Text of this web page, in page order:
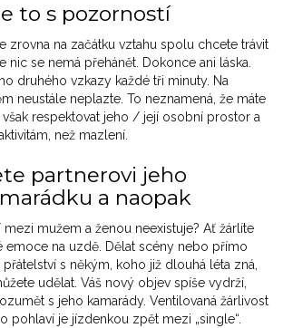
to s pozorností
zrovna na začátku vztahu spolu chcete trávit
nic se nemá přehánět. Dokonce ani láska.
druhého vzkazy každé tři minuty. Na
neustále neplazte. To neznamená, že máte
však respektovat jeho / její osobní prostor a
než mazlení.
partnerovi jeho
a naopak
mezi mužem a ženou neexistuje? Ať žárlíte
emoce na uzdě. Dělat scény nebo přímo
s někým, koho již dlouhá léta zná,
udělat. Váš nový objev spíše vydrží,
s jeho kamarády. Ventilovaná žárlivost
pohlaví je jízdenkou zpět mezi „single“.